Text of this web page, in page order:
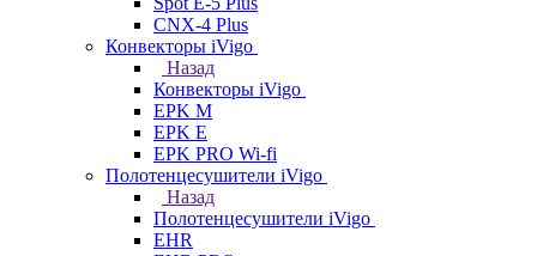
CNX-4 Plus
Конвекторы iVigo
Назад
Конвекторы iVigo
EPK M
EPK E
EPK PRO Wi-fi
Полотенцесушители iVigo
Назад
Полотенцесушители iVigo
EHR